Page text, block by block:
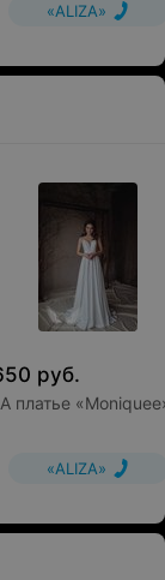
«ALIZA»
руб.
платье
«ALIZA»